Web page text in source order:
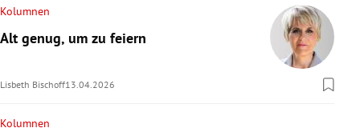
Kolumnen
Alt genug, um zu feiern
Lisbeth Bischoff13.04.2026
Kolumnen